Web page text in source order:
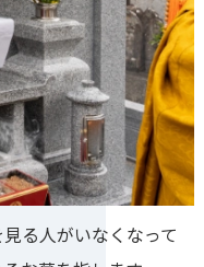
る人がいなくなって